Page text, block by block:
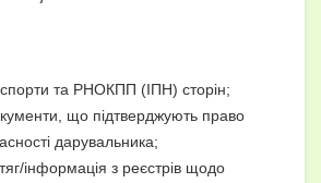
та РНОКПП (ІПН) сторін;
що підтверджують право
дарувальника;
інформація з реєстрів щодо